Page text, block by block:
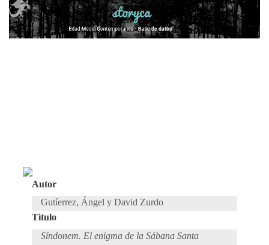
Autor
Gutíerrez, Ángel y David Zurdo
Titulo
Síndonem. El enigma de la Sábana Santa